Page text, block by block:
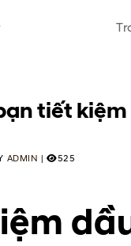
tiết
ADMIN | 525